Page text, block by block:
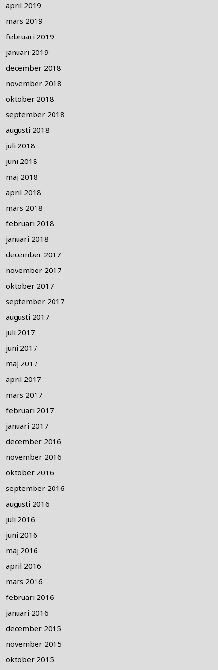
april 2019
mars 2019
februari 2019
januari 2019
december 2018
november 2018
oktober 2018
september 2018
augusti 2018
juli 2018
juni 2018
maj 2018
april 2018
mars 2018
februari 2018
januari 2018
december 2017
november 2017
oktober 2017
september 2017
augusti 2017
juli 2017
juni 2017
maj 2017
april 2017
mars 2017
februari 2017
januari 2017
december 2016
november 2016
oktober 2016
september 2016
augusti 2016
juli 2016
juni 2016
maj 2016
april 2016
mars 2016
februari 2016
januari 2016
december 2015
november 2015
oktober 2015